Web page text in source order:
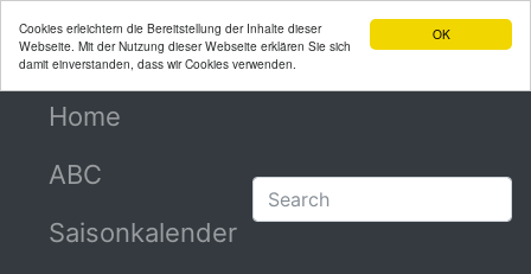
OK
Cookies erleichtern die Bereitstellung der Inhalte dieser
Webseite. Mit der Nutzung dieser Webseite erklären Sie sich
damit einverstanden, dass wir Cookies verwenden.
Home
ABC
Saisonkalender